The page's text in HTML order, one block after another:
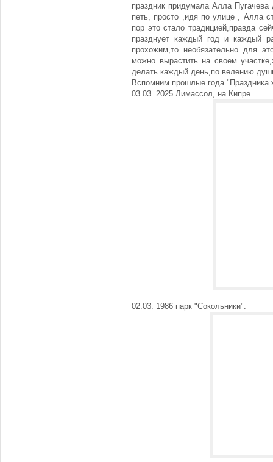
праздник придумала Алла
петь, просто ,идя по улице , Алла
пор это стало традицией,правда
празднует каждый год и каждый
прохожим,то необязательно для
можно вырастить на своем
делать каждый день,по велению
Вспомним прошлые года "Праздника
03.03. 2025.Лимассол, на Кипре
02.03. 1986 парк "Сокольники".